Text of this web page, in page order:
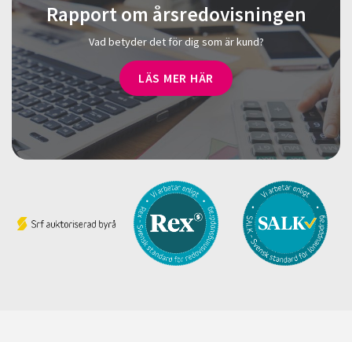
Rapport om årsredovisningen
Vad betyder det för dig som är kund?
LÄS MER HÄR